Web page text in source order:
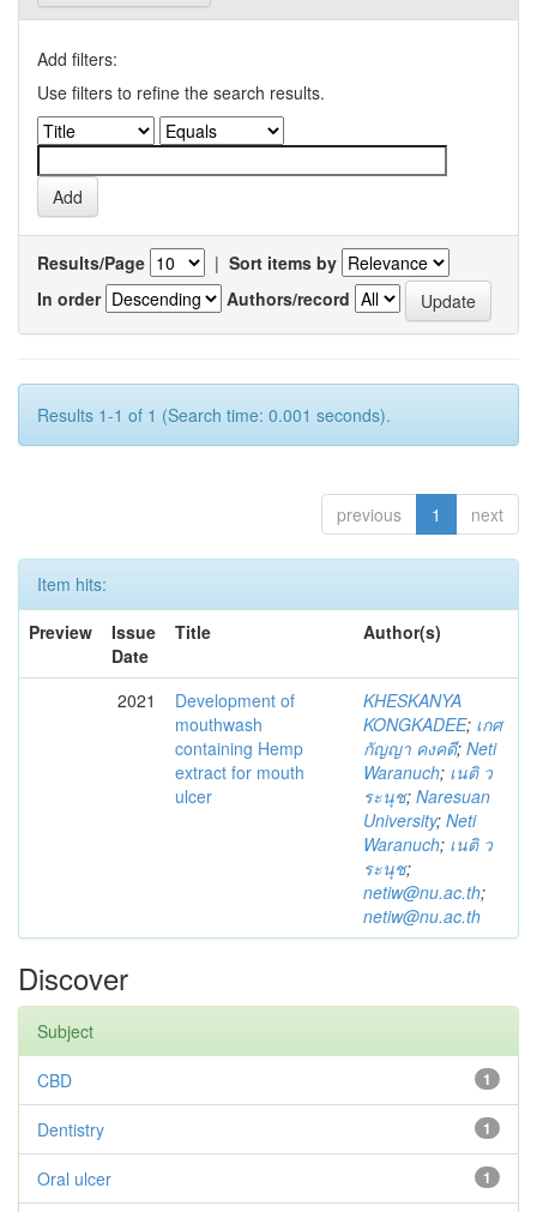
Add filters:
Use filters to refine the search results.
Results/Page | Sort items by
In order
Authors/record
Results 1-1 of 1 (Search time: 0.001 seconds).
previous 1 next
Item hits:
Preview
Issue
Date
Title Author(s)
2021
Development of
mouthwash
containing Hemp
extract for mouth
ulcer
KHESKANYA
KONGKADEE; เกศ
กัญญา คงคดี; Neti
Waranuch; เนติ ว
ระนุช; Naresuan
University; Neti
Waranuch; เนติ ว
ระนุช;
netiw@nu.ac.th;
netiw@nu.ac.th
Discover
Subject
1
CBD
1
Dentistry
1
Oral ulcer